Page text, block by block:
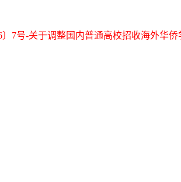
〕7号-关于调整国内普通高校招收海外华